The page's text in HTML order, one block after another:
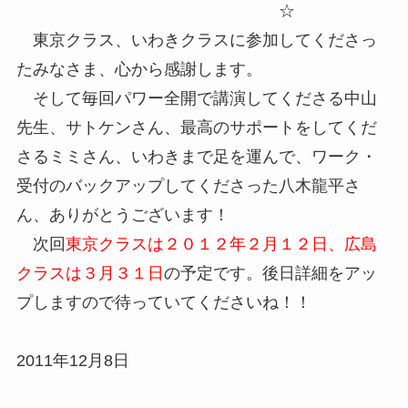
☆
東京クラス、いわきクラスに参加してくださっ
たみなさま、心から感謝します。
そして毎回パワー全開で講演してくださる中山
先生、サトケンさん、最高のサポートをしてくだ
さるミミさん、いわきまで足を運んで、ワーク・
受付のバックアップしてくださった八木龍平さ
ん、ありがとうございます！
次回東京クラスは２０１２年２月１２日、広島
クラスは３月３１日の予定です。後日詳細をアッ
プしますので待っていてくださいね！！
2011年12月8日